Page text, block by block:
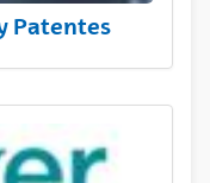
Patentes